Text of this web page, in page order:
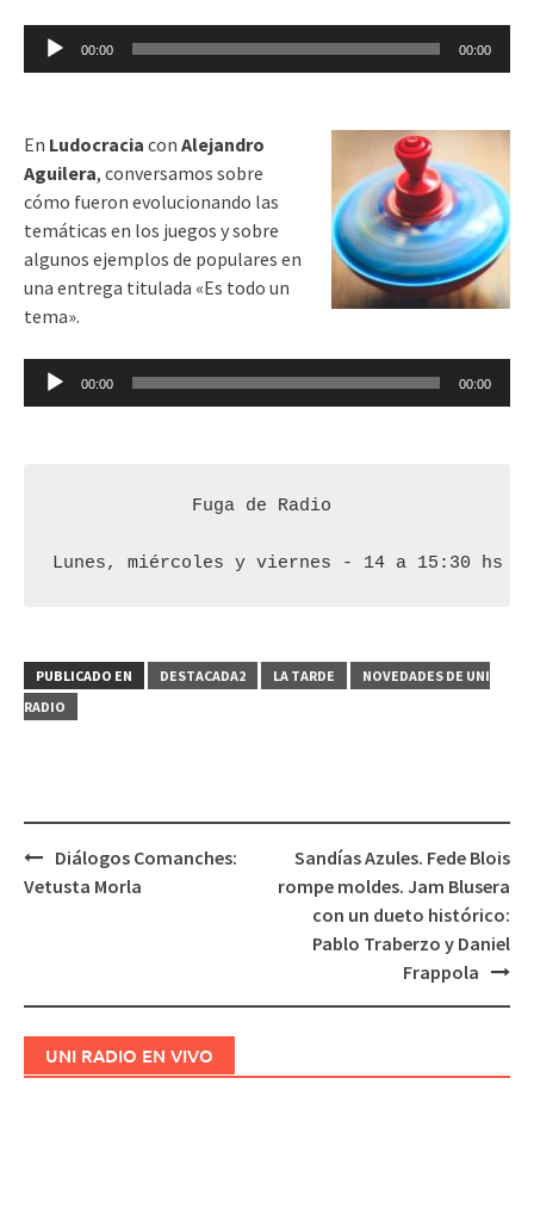
Reproductor
00:00 00:00
En Ludocracia con Alejandro
Aguilera, conversamos sobre
cómo fueron evolucionando las
temáticas en los juegos y sobre
algunos ejemplos de populares en
una entrega titulada «Es todo un
tema».
Reproductor
00:00 00:00
Fuga de Radio
Lunes, miércoles y viernes - 14 a 15:30 hs
PUBLICADO EN DESTACADA2 LA TARDE
NOVEDADES DE UNI
RADIO
Navegación
Diálogos Comanches:
Vetusta Morla
Sandías Azules. Fede Blois
rompe moldes. Jam Blusera
con un dueto histórico:
Pablo Traberzo y Daniel
Frappola
UNI RADIO EN VIVO